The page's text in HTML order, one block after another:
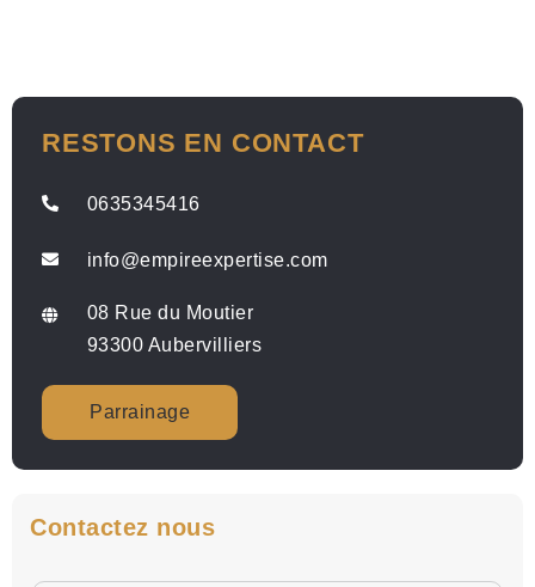
RESTONS EN CONTACT
0635345416
info@empireexpertise.com
08 Rue du Moutier
93300 Aubervilliers
Parrainage
Contactez nous